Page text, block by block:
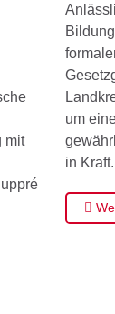
mit
um
in Kraft.